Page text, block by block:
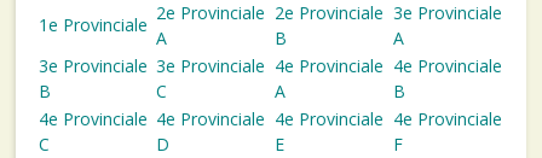
1e Provinciale
2e Provinciale
A
2e Provinciale
B
3e Provinciale
A
3e Provinciale
B
3e Provinciale
C
4e Provinciale
A
4e Provinciale
B
4e Provinciale
C
4e Provinciale
D
4e Provinciale
E
4e Provinciale
F